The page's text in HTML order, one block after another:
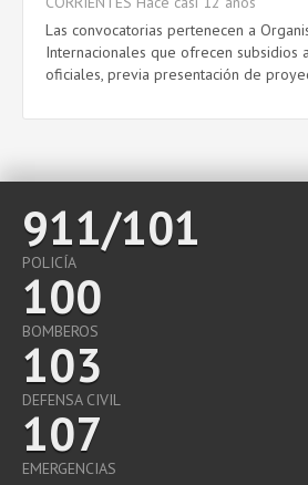
Las convocatorias pertenecen a
Internacionales que ofrecen subsidios
oficiales, previa presentación de
911/101
POLICÍA
100
BOMBEROS
103
DEFENSA CIVIL
107
EMERGENCIAS